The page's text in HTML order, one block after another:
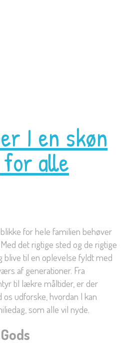
I en skøn
alle
for hele familien behøver
det rigtige sted og de rigtige
blive til en oplevelse fyldt med
af generationer. Fra
til lækre måltider, er der
udforske, hvordan I kan
som alle vil nyde.